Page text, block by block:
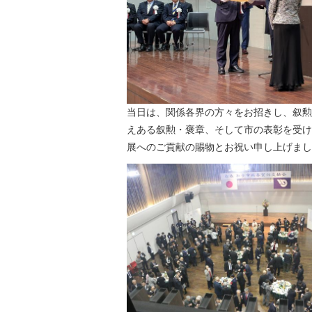
当日は、関係各界の方々をお招きし、叙
えある叙勲・褒章、そして市の表彰を受
展へのご貢献の賜物とお祝い申し上げま